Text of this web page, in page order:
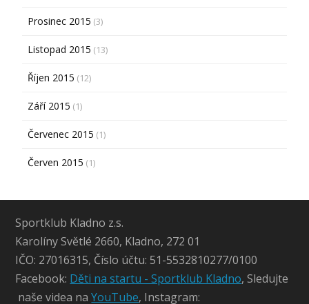
Prosinec 2015 (3)
Listopad 2015 (13)
Říjen 2015 (12)
Září 2015 (1)
Červenec 2015 (1)
Červen 2015 (1)
Sportklub Kladno z.s.
Karolíny Světlé 2660, Kladno, 272 01
IČO: 27016315, Číslo účtu: 51-5532810277/0100
Facebook: Děti na startu - Sportklub Kladno, Sledujte
naše videa naYouTube, Instagram: